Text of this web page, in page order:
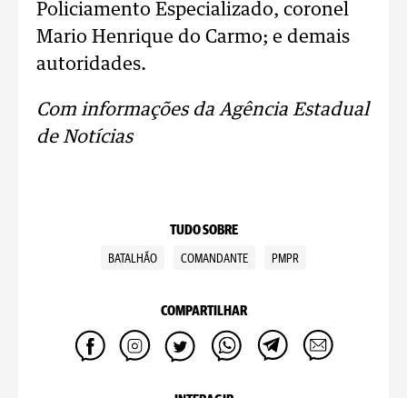
Policiamento Especializado, coronel
Mario Henrique do Carmo; e demais
autoridades.
Com informações da Agência Estadual
de Notícias
TUDO SOBRE
BATALHÃO COMANDANTE PMPR
COMPARTILHAR